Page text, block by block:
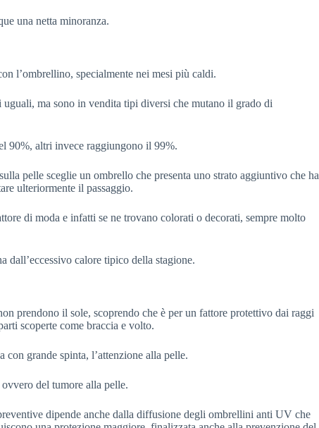
una netta minoranza.
l’ombrellino, specialmente nei mesi più caldi.
ma sono in vendita tipi diversi che mutano il grado di
90%, altri invece raggiungono il 99%.
pelle sceglie un ombrello che presenta uno strato aggiuntivo che ha
ulteriormente il passaggio.
di moda e infatti se ne trovano colorati o decorati, sempre molto
dall’eccessivo calore tipico della stagione.
prendono il sole, scoprendo che è per un fattore protettivo dai raggi
scoperte come braccia e volto.
con grande spinta, l’attenzione alla pelle.
del tumore alla pelle.
dipende anche dalla diffusione degli ombrellini anti UV che